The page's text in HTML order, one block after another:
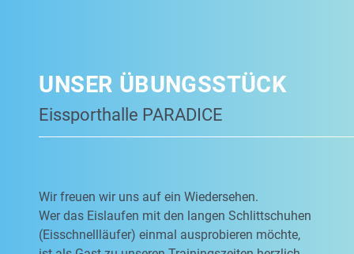
UNSER ÜBUNGSSTÜCK
Eissporthalle PARADICE
Wir freuen wir uns auf ein Wiedersehen.
Wer das Eislaufen mit den langen Schlittschuhen
(Eisschnellläufer) einmal ausprobieren möchte,